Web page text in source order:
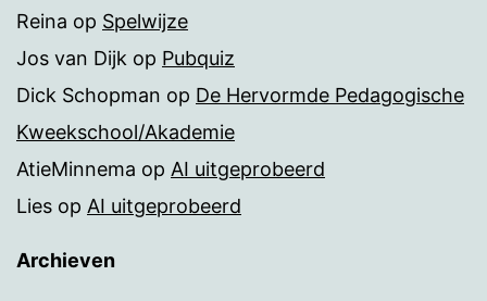
Reina op Spelwijze
Jos van Dijk op Pubquiz
Dick Schopman op De Hervormde Pedagogische
Kweekschool/Akademie
AtieMinnema op AI uitgeprobeerd
Lies op AI uitgeprobeerd
Archieven